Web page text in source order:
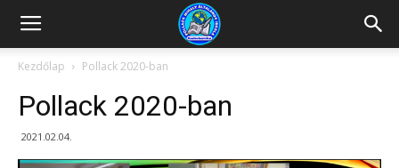
Kazincbarcikai
Pollack
Kezdőlap Pollack 2020-ban
Pollack 2020-ban
2021.02.04.